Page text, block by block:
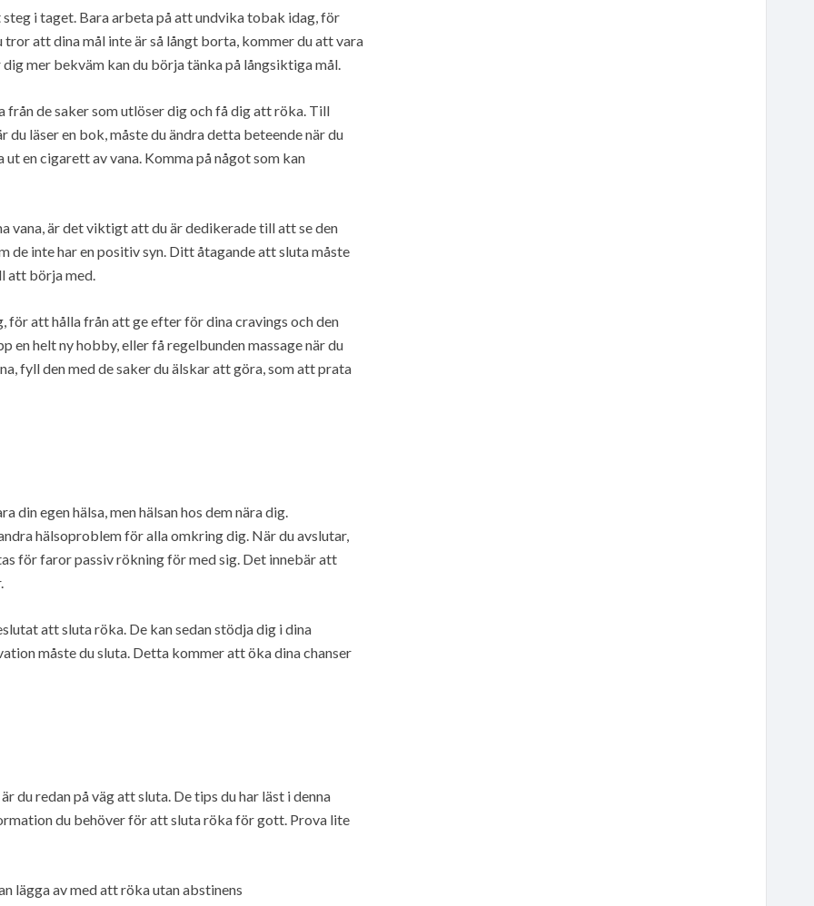
i taget. Bara arbeta på att undvika tobak idag, för
att dina mål inte är så långt borta, kommer du att vara
mer bekväm kan du börja tänka på långsiktiga mål.
de saker som utlöser dig och få dig att röka. Till
läser en bok, måste du ändra detta beteende när du
en cigarett av vana. Komma på något som kan
vana, är det viktigt att du är dedikerade till att se den
de inte har en positiv syn. Ditt åtagande att sluta måste
att börja med.
att hålla från att ge efter för dina cravings och den
en helt ny hobby, eller få regelbunden massage när du
fyll den med de saker du älskar att göra, som att prata
egen hälsa, men hälsan hos dem nära dig.
hälsoproblem för alla omkring dig. När du avslutar,
för faror passiv rökning för med sig. Det innebär att
att sluta röka. De kan sedan stödja dig i dina
måste du sluta. Detta kommer att öka dina chanser
du redan på väg att sluta. De tips du har läst i denna
du behöver för att sluta röka för gott. Prova lite
lägga av med att röka utan abstinens